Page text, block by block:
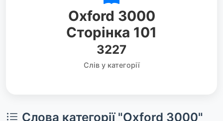
Oxford 3000
Сторінка 101
3227
Слів у категорії
Слова категорії "Oxford 3000"